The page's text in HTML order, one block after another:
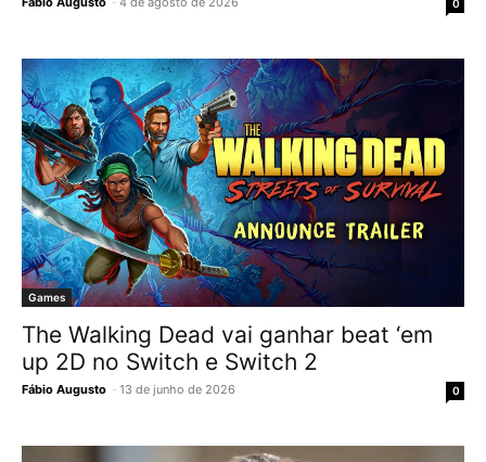
0
Games
The Walking Dead vai ganhar beat ‘em
up 2D no Switch e Switch 2
Fábio Augusto - 13 de junho de 2026 0